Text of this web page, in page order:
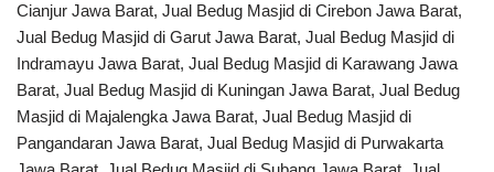
Cianjur Jawa Barat, Jual Bedug Masjid di Cirebon Jawa Barat,
Jual Bedug Masjid di Garut Jawa Barat, Jual Bedug Masjid di
Indramayu Jawa Barat, Jual Bedug Masjid di Karawang Jawa
Barat, Jual Bedug Masjid di Kuningan Jawa Barat, Jual Bedug
Masjid di Majalengka Jawa Barat, Jual Bedug Masjid di
Pangandaran Jawa Barat, Jual Bedug Masjid di Purwakarta